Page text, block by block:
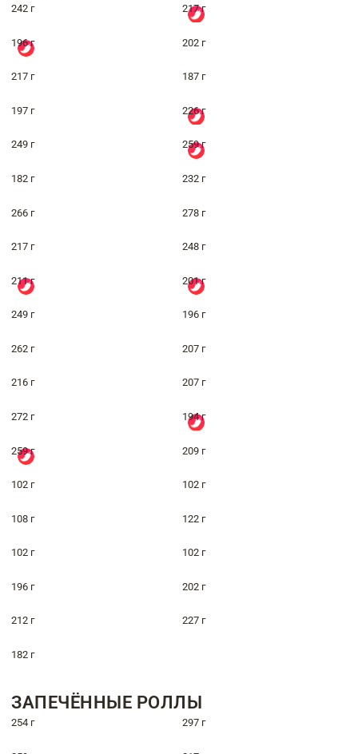
242 г 217 г
196 г 202 г
217 г 187 г
197 г 226 г
249 г 259 г
182 г 232 г
266 г 278 г
217 г 248 г
211 г 201 г
249 г 196 г
262 г 207 г
216 г 207 г
272 г 194 г
259 г 209 г
102 г 102 г
108 г 122 г
102 г 102 г
196 г 202 г
212 г 227 г
182 г
ЗАПЕЧЁННЫЕ РОЛЛЫ
254 г 297 г